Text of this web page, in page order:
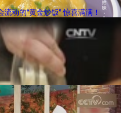
动的“黄金炒饭” 惊喜满满！